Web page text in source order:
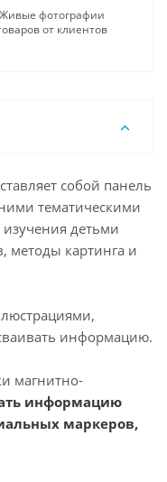
Живые фотографии
от клиентов
собой панель
тематическими
детьми
методы картинга и
информацию.
магнитно-
информацию
маркеров,